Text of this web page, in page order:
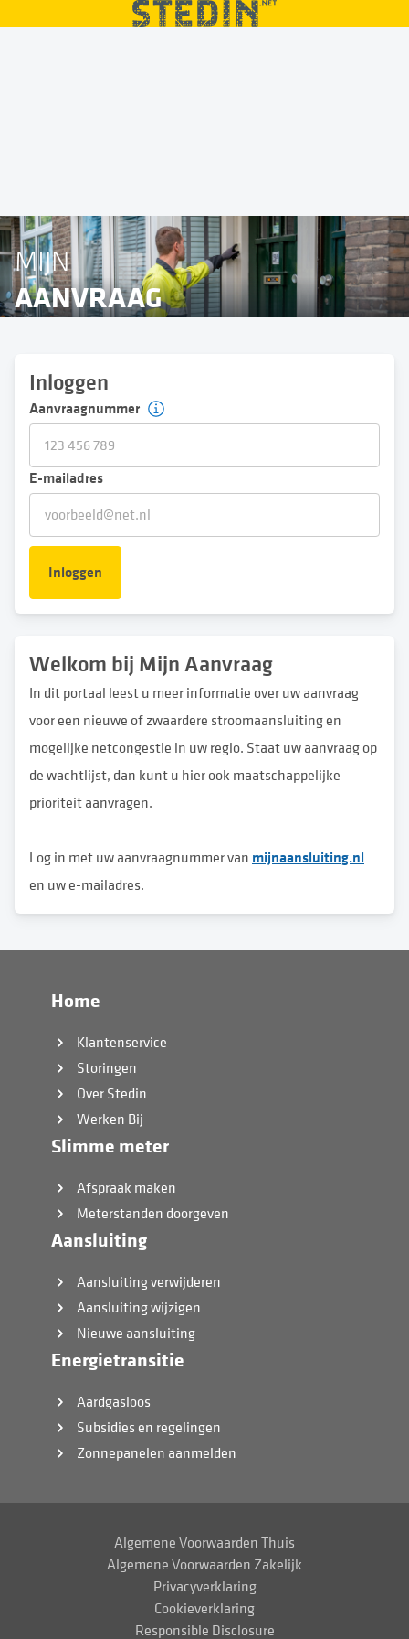
MIJN
AANVRAAG
Inloggen
Aanvraagnummer
E-mailadres
Inloggen
Welkom bij Mijn Aanvraag
In dit portaal leest u meer informatie over uw aanvraag
voor een nieuwe of zwaardere stroomaansluiting en
mogelijke netcongestie in uw regio. Staat uw aanvraag op
de wachtlijst, dan kunt u hier ook maatschappelijke
prioriteit aanvragen.
Log in met uw aanvraagnummer van mijnaansluiting.nl
en uw e-mailadres.
Home
Klantenservice
Storingen
Over Stedin
Werken Bij
Slimme meter
Afspraak maken
Meterstanden doorgeven
Aansluiting
Aansluiting verwijderen
Aansluiting wijzigen
Nieuwe aansluiting
Energietransitie
Aardgasloos
Subsidies en regelingen
Zonnepanelen aanmelden
Algemene Voorwaarden Thuis
Algemene Voorwaarden Zakelijk
Privacyverklaring
Cookieverklaring
Responsible Disclosure